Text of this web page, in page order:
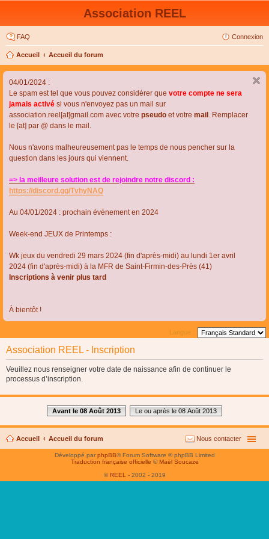
Association REEL
FAQ Connexion
Accueil Accueil du forum
04/01/2024 :
Le spam est tel que vous pouvez considérer que votre compte ne sera
jamais activé si vous n'envoyez pas un mail sur
association.reel[at]gmail.com avec votre pseudo et votre mail . Remplacer
le [at] par @ dans le mail.
Nous n'avons malheureusement pas le temps de nous pencher sur la
question dans les jours qui viennent.
=> la meilleure solution est de rejoindre notre discord :
https://discord.gg/TvhyNAQ
Au 04/01/2024 : prochain évènement en 2024
Week-end JEUX de Printemps :
Wk jeux du vendredi 29 mars 2024 (fin d'après-midi) au lundi 1er avril
2024 (fin d'après-midi) à la MFR de Saint-Firmin-des-Près (41)
Inscriptions à venir plus tard
À bientôt !
Langue :
Association REEL - Inscription
Veuillez nous renseigner votre date de naissance afin de continuer le
processus d’inscription.
Avant le 08 Août 2013 Le ou après le 08 Août 2013
Accueil Accueil du forum Nous contacter
Développé parphpBB® Forum Software © phpBB Limited
Traduction française officielle © Maël Soucaze
© REEL - 2002 - 2019